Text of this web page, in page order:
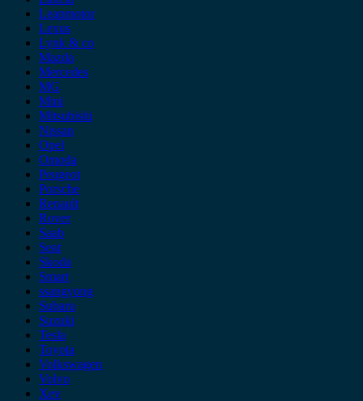
Leapmotor
Lexus
Lynk & co
Mazda
Mercedes
MG
Mini
Mitsubishi
Nissan
Opel
Omoda
Peugeot
Porsche
Renault
Rover
Saab
Seat
Skoda
Smart
ssangyong
Subaru
Suzuki
Tesla
Toyota
Volkswagen
Volvo
Xev